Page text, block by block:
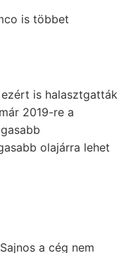
is többet
is halasztgatták
2019-re a
olajárra lehet
a cég nem